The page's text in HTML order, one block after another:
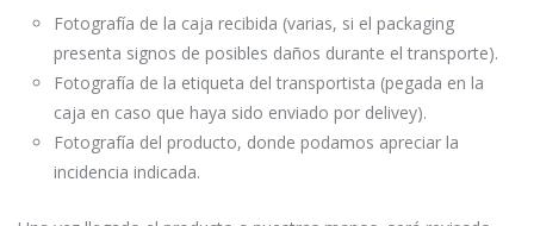
Fotografía de la caja recibida (varias, si el packaging
presenta signos de posibles daños durante el transporte).
Fotografía de la etiqueta del transportista (pegada en la
caja en caso que haya sido enviado por delivey).
Fotografía del producto, donde podamos apreciar la
incidencia indicada.